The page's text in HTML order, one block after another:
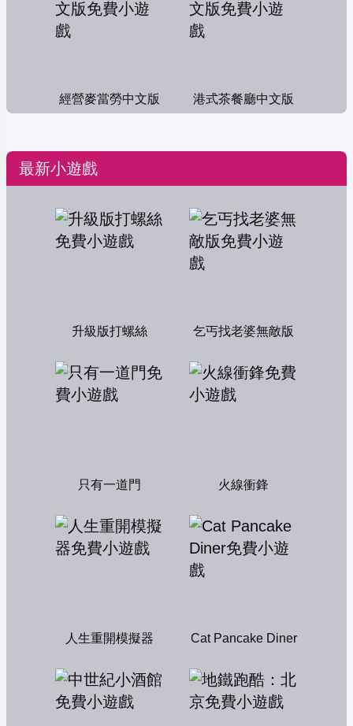
經營麥當勞中文版 港式茶餐廳中文版
最新小遊戲
升級版打螺絲 乞丐找老婆無敵版
只有一道門 火線衝鋒
人生重開模擬器 Cat Pancake Diner